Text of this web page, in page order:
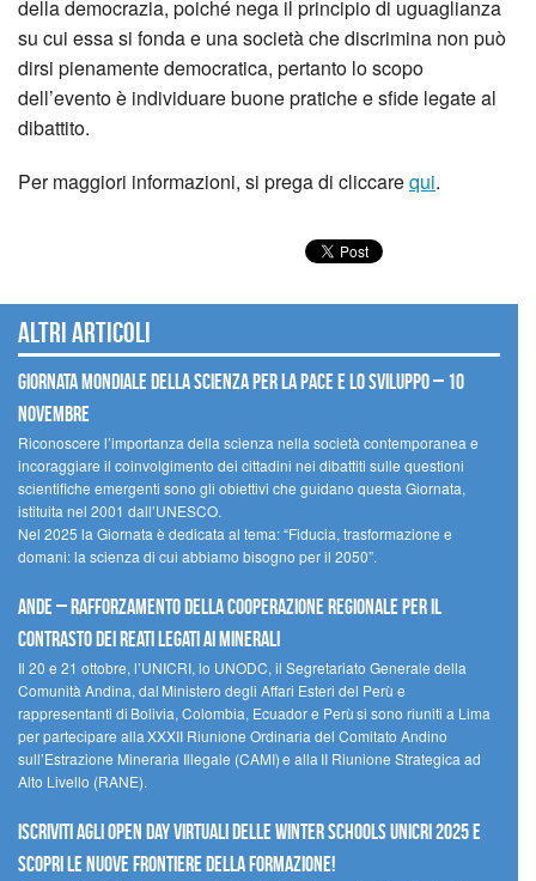
della democrazia, poiché nega il principio di uguaglianza
su cui essa si fonda e una società che discrimina non può
dirsi pienamente democratica, pertanto lo scopo
dell’evento è individuare buone pratiche e sfide legate al
dibattito.
Per maggiori informazioni, si prega di cliccarequi.
Altri articoli
Giornata mondiale della scienza per la pace e lo sviluppo – 10
novembre
Riconoscere l’importanza della scienza nella società contemporanea e
incoraggiare il coinvolgimento dei cittadini nei dibattiti sulle questioni
scientifiche emergenti sono gli obiettivi che guidano questa Giornata,
istituita nel 2001 dall’UNESCO.
Nel 2025 la Giornata è dedicata al tema: “Fiducia, trasformazione e
domani: la scienza di cui abbiamo bisogno per il 2050”.
Ande – Rafforzamento della cooperazione regionale per il
contrasto dei reati legati ai minerali
Il 20 e 21 ottobre, l’UNICRI, lo UNODC, il Segretariato Generale della
Comunità Andina, dal Ministero degli Affari Esteri del Perù e
rappresentanti di Bolivia, Colombia, Ecuador e Perù si sono riuniti a Lima
per partecipare alla XXXII Riunione Ordinaria del Comitato Andino
sull’Estrazione Mineraria Illegale (CAMI) e alla II Riunione Strategica ad
Alto Livello (RANE).
Iscriviti agli Open Day Virtuali delle Winter Schools UNICRI 2025 e
scopri le nuove frontiere della formazione!